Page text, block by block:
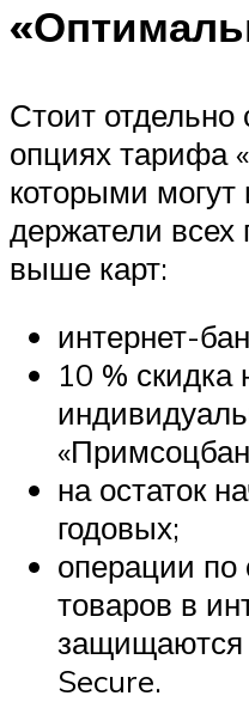
Стоит отдельно
опциях тарифа
которыми могут
держатели
выше карт:
интернет-
10 % скидка
на остаток
годовых;
операции по
товаров в
защищаются
Secure.